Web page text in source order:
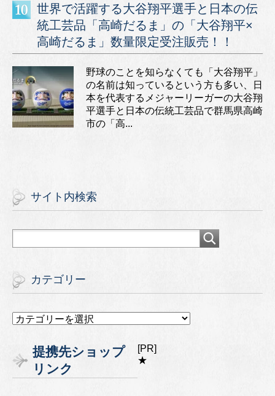
世界で活躍する大谷翔平選手と日本の伝
統工芸品「高崎だるま」の「大谷翔平×
高崎だるま」数量限定受注販売！！
野球のことを知らなくても「大谷翔平」
の名前は知っているという方も多い、日
本を代表するメジャーリーガーの大谷翔
平選手と日本の伝統工芸品で群馬県高崎
市の「高...
サイト内検索
カテゴリー
カ
リ
ー
提携先ショップ
リンク
[PR]
★